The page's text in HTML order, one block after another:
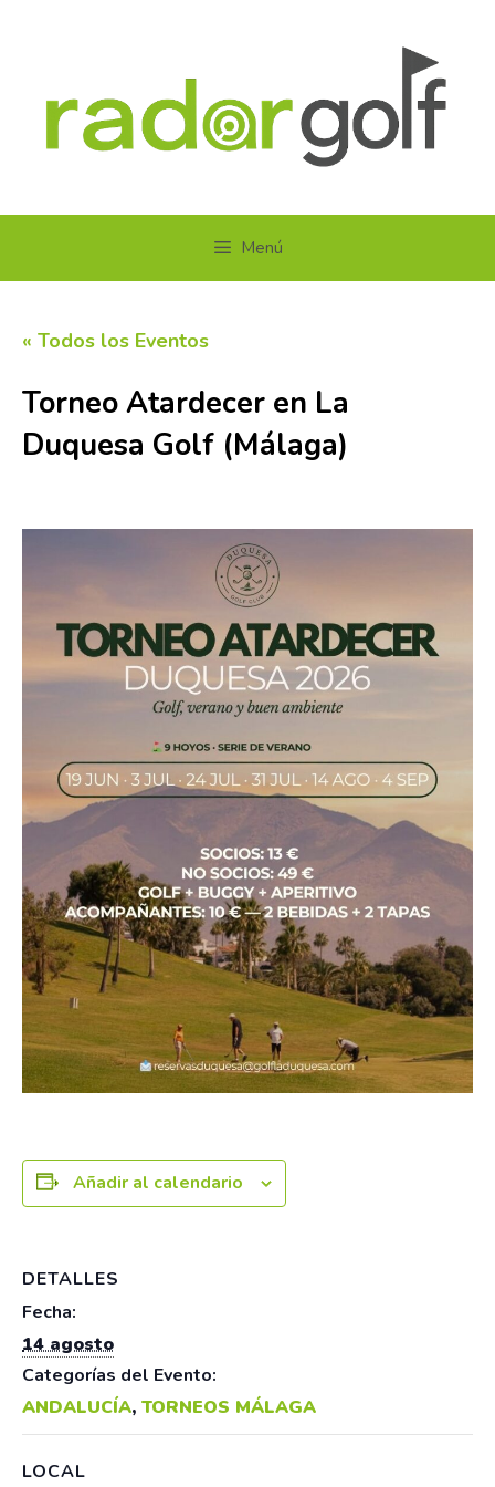
Menú
« Todos los Eventos
Torneo Atardecer en La
Duquesa Golf (Málaga)
Añadir al calendario
DETALLES
Fecha:
14 agosto
Categorías del Evento:
ANDALUCÍA, TORNEOS MÁLAGA
LOCAL